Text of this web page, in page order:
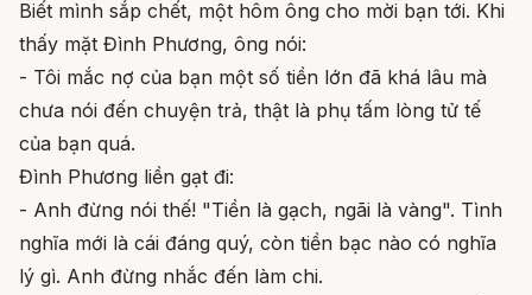
Biết mình sắp chết, một hôm ông cho mời bạn tới. Khi
thấy mặt Đình Phương, ông nói:
- Tôi mắc nợ của bạn một số tiền lớn đã khá lâu mà
chưa nói đến chuyện trả, thật là phụ tấm lòng tử tế
của bạn quá.
Đình Phương liền gạt đi:
- Anh đừng nói thế! "Tiền là gạch, ngãi là vàng". Tình
nghĩa mới là cái đáng quý, còn tiền bạc nào có nghĩa
lý gì. Anh đừng nhắc đến làm chi.